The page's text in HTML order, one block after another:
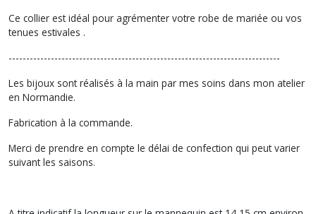
Ce collier est idéal pour agrémenter votre robe de mariée ou vos
tenues estivales .
-----------------------------------------------------------------------------
Les bijoux sont réalisés à la main par mes soins dans mon atelier
en Normandie.
Fabrication à la commande.
Merci de prendre en compte le délai de confection qui peut varier
suivant les saisons.